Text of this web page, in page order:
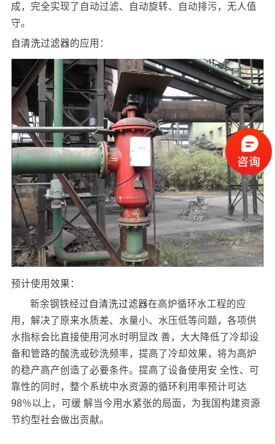
成，完全实现了自动过滤、自动旋转、自动排污，无人值
守。
自清洗过滤器的应用：
预计使用效果：
新余钢铁经过自清洗过滤器在高炉循环水工程的应
用，解决了原来水质差、水量小、水压低等问题，各项供
水指标会比直接使用河水时明显改 善，大大降低了冷却设
备和管路的酸洗或砂洗频率，提高了冷却效果，将为高炉
的稳产高产创造了必要条件。提高了设备使用安 全性、可
靠性的同时，整个系统中水资源的循环利用率预计可达
98％以上，可缓 解当今用水紧张的局面，为我国构建资源
节约型社会做出贡献。